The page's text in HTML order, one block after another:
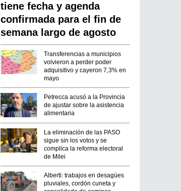
tiene fecha y agenda
confirmada para el fin de
semana largo de agosto
Transferencias a municipios
volvieron a perder poder
adquisitivo y cayeron 7,3% en
mayo
Petrecca acusó a la Provincia
de ajustar sobre la asistencia
alimentaria
La eliminación de las PASO
sigue sin los votos y se
complica la reforma electoral
de Milei
Alberti: trabajos en desagües
pluviales, cordón cuneta y